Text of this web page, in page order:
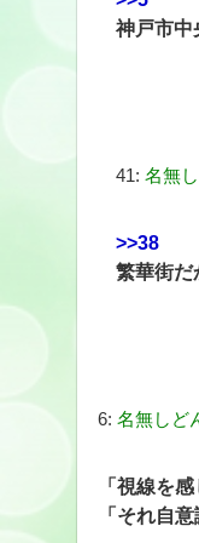
神戸市中
41: 名無
>>38
繁華街だ
6: 名無しど
「視線を
「それ自意